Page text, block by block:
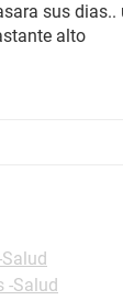
sus
alto
-Salud